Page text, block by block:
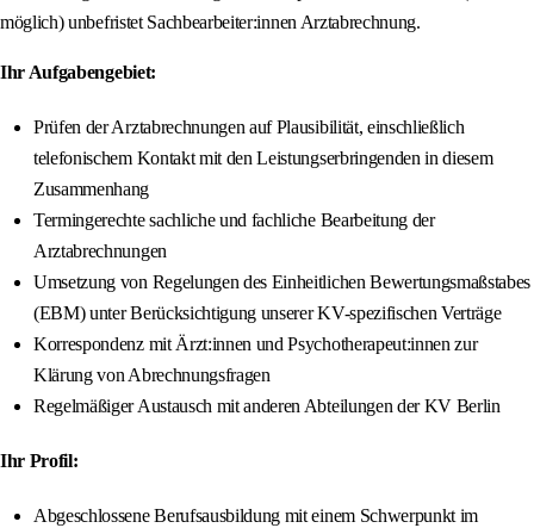
möglich) unbefristet Sachbearbeiter:innen Arztabrechnung.
Ihr Aufgabengebiet:
Prüfen der Arztabrechnungen auf Plausibilität, einschließlich
telefonischem Kontakt mit den Leistungserbringenden in diesem
Zusammenhang
Termingerechte sachliche und fachliche Bearbeitung der
Arztabrechnungen
Umsetzung von Regelungen des Einheitlichen Bewertungsmaßstabes
(EBM) unter Berücksichtigung unserer KV-spezifischen Verträge
Korrespondenz mit Ärzt:innen und Psychotherapeut:innen zur
Klärung von Abrechnungsfragen
Regelmäßiger Austausch mit anderen Abteilungen der KV Berlin
Ihr Profil:
Abgeschlossene Berufsausbildung mit einem Schwerpunkt im